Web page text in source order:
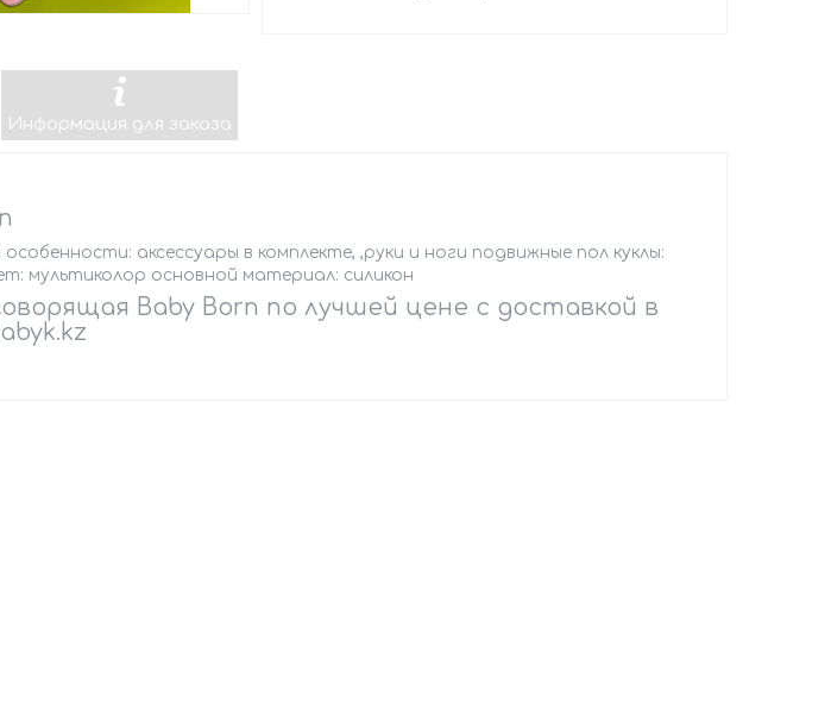
Информация для заказа
аксессуары в комплекте, ,руки и ноги подвижные пол куклы:
мультиколор основной материал: силикон
Baby Born по лучшей цене с доставкой в